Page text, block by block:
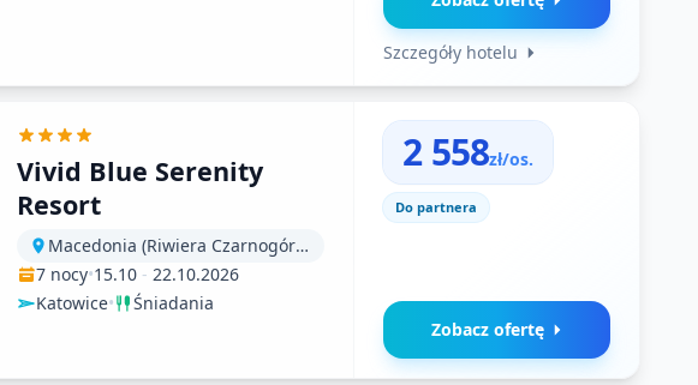
Szczegóły hotelu
Vivid Blue Serenity
Resort
Macedonia (Riwiera Czarnogórska)
7 nocy•15.10 - 22.10.2026
Katowice• Śniadania
2 558zł/os.
Do partnera
Zobacz ofertę